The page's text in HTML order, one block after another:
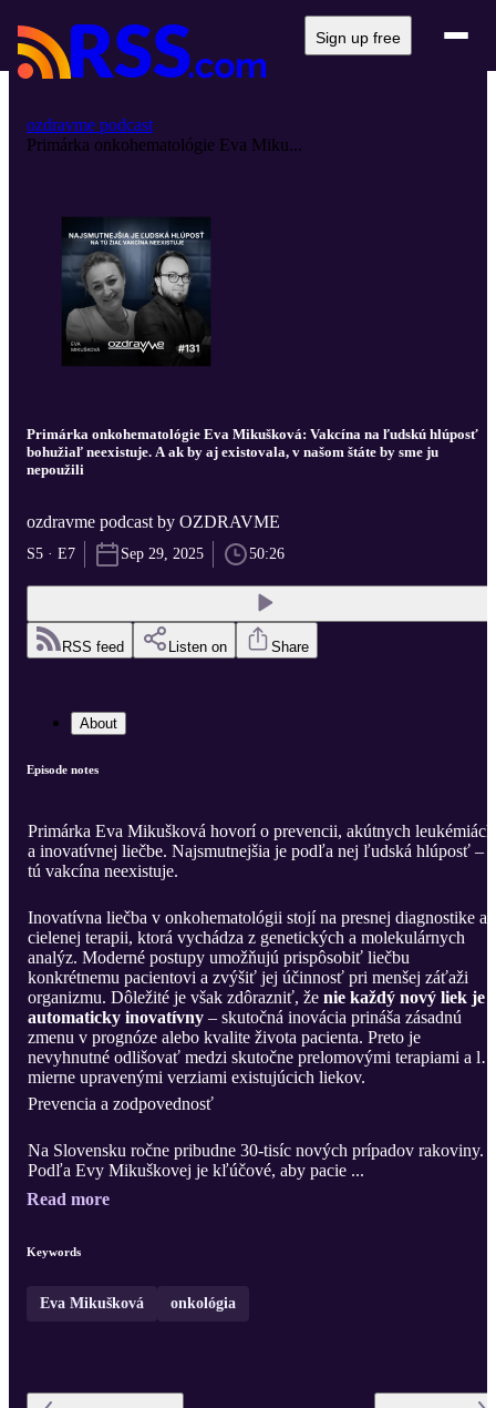
Sign up free
ozdravme podcast
Primárka onkohematológie Eva Miku...
Primárka onkohematológie Eva Mikušková: Vakcína na ľudskú hlúposť
bohužiaľ neexistuje. A ak by aj existovala, v našom štáte by sme ju
nepoužili
ozdravme podcast by OZDRAVME
S5 · E7 Sep 29, 2025 50:26
RSS feed Listen on Share
About
Episode notes
Primárka Eva Mikušková hovorí o prevencii, akútnych leukémiách
a inovatívnej liečbe. Najsmutnejšia je podľa nej ľudská hlúposť –
tú vakcína neexistuje.
Inovatívna liečba v onkohematológii stojí na presnej diagnostike a
cielenej terapii, ktorá vychádza z genetických a molekulárnych
analýz. Moderné postupy umožňujú prispôsobiť liečbu
konkrétnemu pacientovi a zvýšiť jej účinnosť pri menšej záťaži
organizmu. Dôležité je však zdôrazniť, že nie každý nový liek je
automaticky inovatívny – skutočná inovácia prináša zásadnú
zmenu v prognóze alebo kvalite života pacienta. Preto je
nevyhnutné odlišovať medzi skutočne prelomovými terapiami a len
mierne upravenými verziami existujúcich liekov.
Prevencia a zodpovednosť
Na Slovensku ročne pribudne 30-tisíc nových prípadov rakoviny.
Podľa Evy Mikuškovej je kľúčové, aby pacie ...
Read more
Keywords
Eva Mikušková onkológia